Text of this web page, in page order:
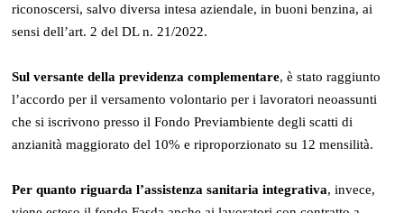
riconoscersi, salvo diversa intesa aziendale, in buoni benzina, ai
sensi dell’art. 2 del DL n. 21/2022.
Sul versante della previdenza complementare, è stato raggiunto
l’accordo per il versamento volontario per i lavoratori neoassunti
che si iscrivono presso il Fondo Previambiente degli scatti di
anzianità maggiorato del 10% e riproporzionato su 12 mensilità.
Per quanto riguarda l’assistenza sanitaria integrativa, invece,